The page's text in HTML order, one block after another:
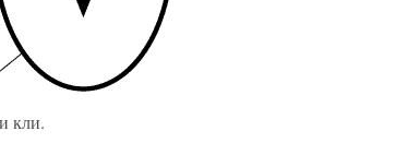
кли.